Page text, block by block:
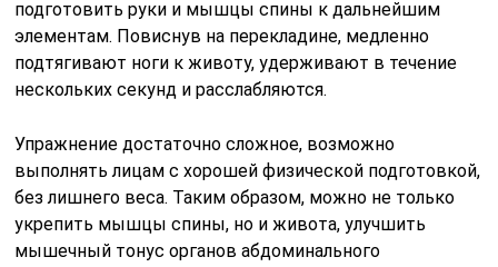
подготовить руки и мышцы спины к дальнейшим
элементам. Повиснув на перекладине, медленно
подтягивают ноги к животу, удерживают в течение
нескольких секунд и расслабляются.
Упражнение достаточно сложное, возможно
выполнять лицам с хорошей физической подготовкой,
без лишнего веса. Таким образом, можно не только
укрепить мышцы спины, но и живота, улучшить
мышечный тонус органов абдоминального